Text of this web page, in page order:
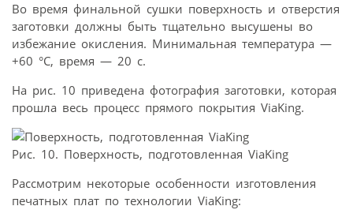
Во время финальной сушки поверхность и отверстия
заготовки должны быть тщательно высушены во
избежание окисления. Минимальная температура —
+60 °C, время — 20 с.
На рис. 10 приведена фотография заготовки, которая
прошла весь процесс прямого покрытия ViaKing.
Рис. 10. Поверхность, подготовленная ViaKing
Рассмотрим некоторые особенности изготовления
печатных плат по технологии ViaKing: